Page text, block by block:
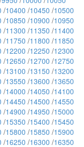
/10400 /10450 /10500
/10850 /10900 /10950
/11300 /11350 /11400
/11750 /11800 /11850
/12200 /12250 /12300
/12650 /12700 /12750
/13100 /13150 /13200
/13550 /13600 /13650
/14000 /14050 /14100
/14450 /14500 /14550
/14900 /14950 /15000
/15350 /15400 /15450
/15800 /15850 /15900
/16250 /16300 /16350